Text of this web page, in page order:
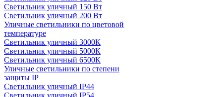
Светильник уличный 150 Вт
Светильник уличный 200 Вт
Уличные светильники по цветовой
температуре
Cветильник уличный 3000К
Cветильник уличный 5000К
Cветильник уличный 6500К
Уличные светильники по степени
защиты IP
Светильник уличный IP44
Светильник уличный IP54